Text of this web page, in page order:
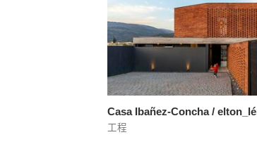
Casa Ibañez-Concha /
工程